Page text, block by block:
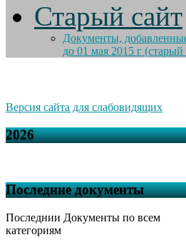
Старый сайт
Документы,
до 01 мая 2015 г (старый
Версия сайта для слабовидящих
2026
Последние документы
Последнии Документы по всем
категориям